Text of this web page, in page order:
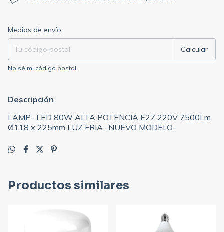
Entregas para el CP:
Medios de envío
Calcular
No sé mi código postal
Descripción
LAMP- LED 80W ALTA POTENCIA E27 220V 7500Lm
Ø118 x 225mm LUZ FRIA -NUEVO MODELO-
Productos similares